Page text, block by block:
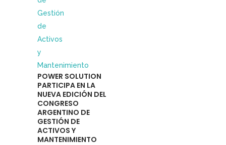
POWER SOLUTION
PARTICIPA EN LA
NUEVA EDICIÓN DEL
CONGRESO
ARGENTINO DE
GESTIÓN DE
ACTIVOS Y
MANTENIMIENTO